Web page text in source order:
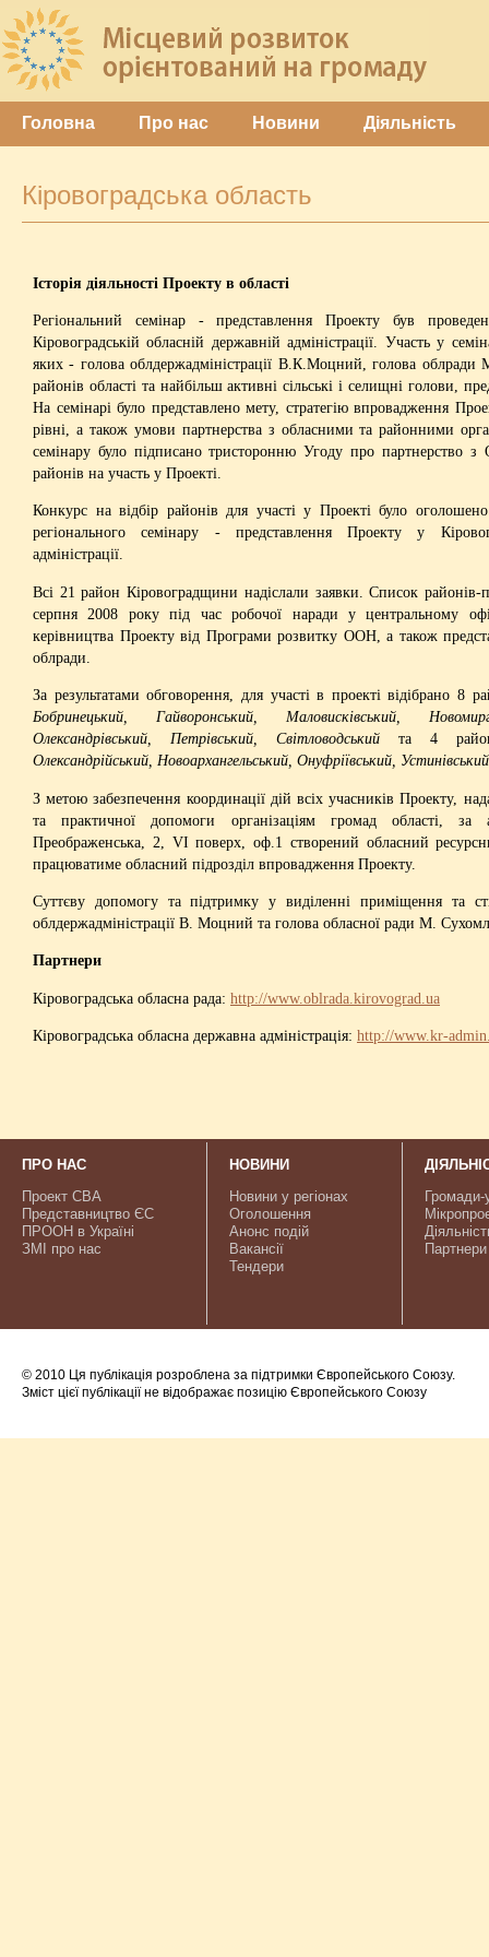
Головна Про нас Новини Діяльність
Кіровоградська область
Історія діяльності Проекту в області
Регіональний семінар - представлення Проекту був
Кіровоградській обласній державній адміністрації. Участь у
яких - голова облдержадміністрації В.К.Моцний, голова
районів області та найбільш активні сільські і селищні голови,
На семінарі було представлено мету, стратегію впровадження
рівні, а також умови партнерства з обласними та районними
семінару було підписано тристоронню Угоду про партнерство
районів на участь у Проекті.
Конкурс на відбір районів для участі у Проекті було
регіонального семінару - представлення Проекту у
адміністрації.
Всі 21 район Кіровоградщини надіслали заявки. Список районів-
серпня 2008 року під час робочої наради у центральному
керівництва Проекту від Програми розвитку ООН, а також
облради.
За результатами обговорення, для участі в проекті відібрано 8
Бобринецький, Гайворонський, Маловисківський,
Олександрівський, Петрівський, Світловодський та 4
Олександрійський, Новоархангельський, Онуфріївський,
З метою забезпечення координації дій всіх учасників Проекту,
та практичної допомоги організаціям громад області,
Преображенська, 2, VI поверх, оф.1 створений обласний
працюватиме обласний підрозділ впровадження Проекту.
Суттєву допомогу та підтримку у виділенні приміщення та
облдержадміністрації В. Моцний та голова обласної ради М.
Партнери
Кіровоградська обласна рада: http://www.oblrada.kirovograd.ua
Кіровоградська обласна державна адміністрація: http://www.kr-
ПРО НАС
Проект CBA
Представництво ЄС
ПРООН в Україні
ЗМІ про нас
НОВИНИ
Новини у регіонах
Оголошення
Анонс подій
Вакансії
Тендери
Громади-
Партнери
© 2010 Ця публікація розроблена за підтримки Європейського Союзу.
Зміст цієї публікації не відображає позицію Європейського Союзу